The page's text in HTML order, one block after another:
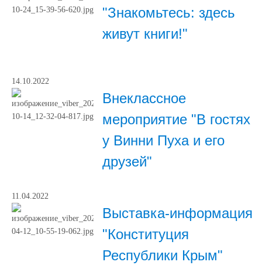
"Знакомьтесь: здесь
живут книги!"
14.10.2022
Внеклассное
мероприятие "В гостях
у Винни Пуха и его
друзей"
11.04.2022
Выставка-информация
"Конституция
Республики Крым"